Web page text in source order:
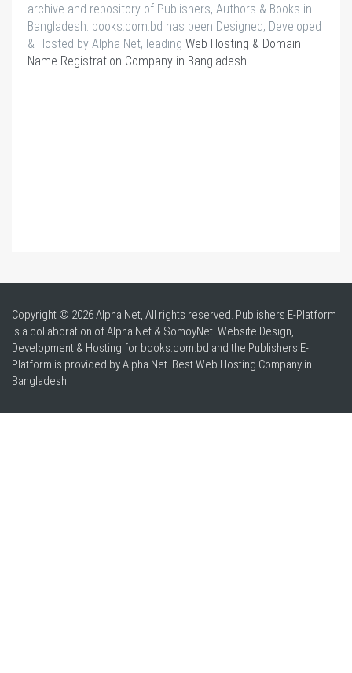
archive and repository of Publishers, Authors & Books in
Bangladesh. books.com.bd has been Designed, Developed
& Hosted by Alpha Net, leading Web Hosting & Domain
Name Registration Company in Bangladesh
Copyright © 2026 Alpha Net, All rights reserved. Publishers E-Platform
is a collaboration of Alpha Net & SomoyNet. Website Design,
Development & Hosting for books.com.bd and the Publishers E-
Platform is provided by Alpha Net. BestWeb Hosting Company in
Bangladesh.